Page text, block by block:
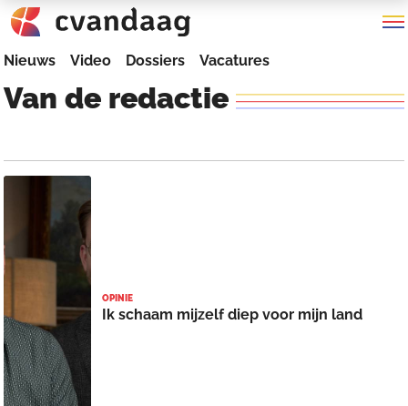
Nieuws Video Dossiers Vacatures
Van de redactie
OPINIE
Ik schaam mijzelf diep voor mijn land